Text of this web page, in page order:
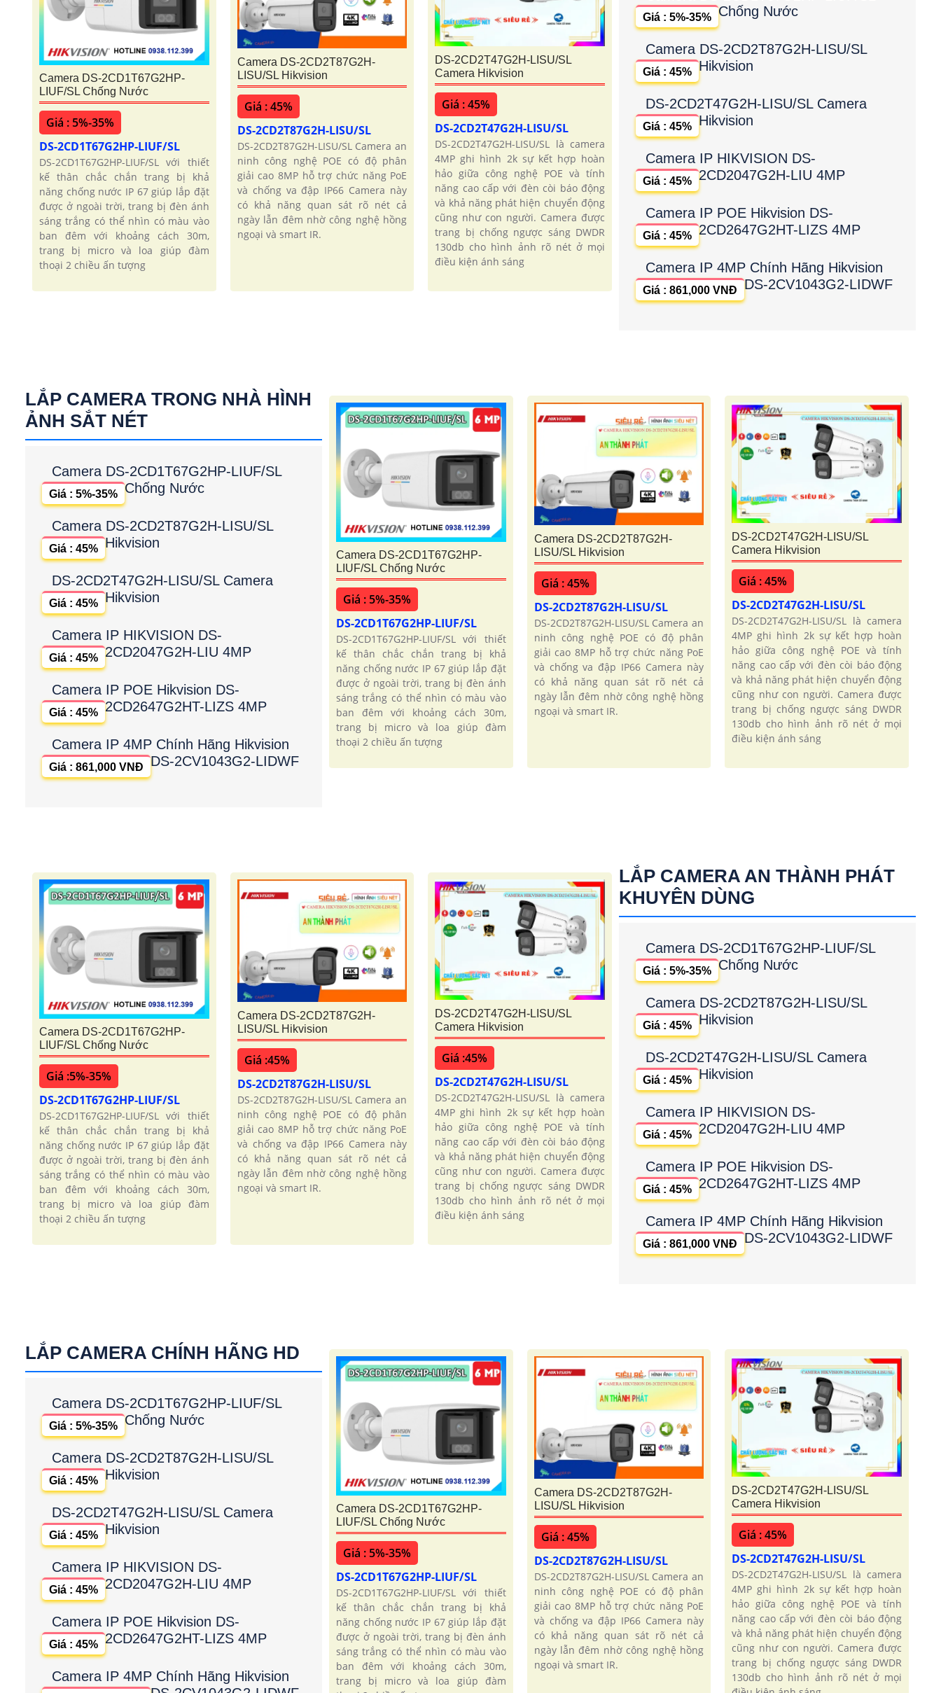
Camera DS-2CD1T67G2HP-
LIUF/SL Chống Nước
Giá : 5%-35%
DS-2CD1T67G2HP-LIUF/SL
DS-2CD1T67G2HP-LIUF/SL với thiết
kế thân chắc chắn trang bị khả
năng chống nước IP 67 giúp lắp đặt
được ở ngoài trời, trang bị đèn ánh
sáng trắng có thể nhìn có màu vào
ban đêm với khoảng cách 30m,
trang bị micro và loa giúp đàm
thoại 2 chiều ấn tượng
Camera DS-2CD2T87G2H-
LISU/SL Hikvision
Giá : 45%
DS-2CD2T87G2H-LISU/SL
DS-2CD2T87G2H-LISU/SL Camera an
ninh công nghệ POE có độ phân
giải cao 8MP hỗ trợ chức năng PoE
và chống va đập IP66 Camera này
có khả năng quan sát rõ nét cả
ngày lẫn đêm nhờ công nghệ hồng
ngoại và smart IR.
DS-2CD2T47G2H-LISU/SL
Camera Hikvision
Giá : 45%
DS-2CD2T47G2H-LISU/SL
DS-2CD2T47G2H-LISU/SL là camera
4MP ghi hình 2k sự kết hợp hoàn
hảo giữa công nghệ POE và tính
năng cao cấp với đèn còi báo động
và khả năng phát hiện chuyển động
cũng như con người. Camera được
trang bị chống ngược sáng DWDR
130db cho hình ảnh rõ nét ở mọi
điều kiện ánh sáng
Chống Nước
Giá : 5%-35%
Camera DS-2CD2T87G2H-LISU/SL
Hikvision
Giá : 45%
DS-2CD2T47G2H-LISU/SL Camera
Hikvision
Giá : 45%
Camera IP HIKVISION DS-
2CD2047G2H-LIU 4MP
Giá : 45%
Camera IP POE Hikvision DS-
2CD2647G2HT-LIZS 4MP
Giá : 45%
Camera IP 4MP Chính Hãng Hikvision
DS-2CV1043G2-LIDWF
Giá : 861,000 VNĐ
LẮP CAMERA TRONG NHÀ HÌNH
ẢNH SẮT NÉT
Camera DS-2CD1T67G2HP-LIUF/SL
Chống Nước
Giá : 5%-35%
Camera DS-2CD2T87G2H-LISU/SL
Hikvision
Giá : 45%
DS-2CD2T47G2H-LISU/SL Camera
Hikvision
Giá : 45%
Camera IP HIKVISION DS-
2CD2047G2H-LIU 4MP
Giá : 45%
Camera IP POE Hikvision DS-
2CD2647G2HT-LIZS 4MP
Giá : 45%
Camera IP 4MP Chính Hãng Hikvision
DS-2CV1043G2-LIDWF
Giá : 861,000 VNĐ
Camera DS-2CD1T67G2HP-
LIUF/SL Chống Nước
Giá : 5%-35%
DS-2CD1T67G2HP-LIUF/SL
DS-2CD1T67G2HP-LIUF/SL với thiết
kế thân chắc chắn trang bị khả
năng chống nước IP 67 giúp lắp đặt
được ở ngoài trời, trang bị đèn ánh
sáng trắng có thể nhìn có màu vào
ban đêm với khoảng cách 30m,
trang bị micro và loa giúp đàm
thoại 2 chiều ấn tượng
Camera DS-2CD2T87G2H-
LISU/SL Hikvision
Giá : 45%
DS-2CD2T87G2H-LISU/SL
DS-2CD2T87G2H-LISU/SL Camera an
ninh công nghệ POE có độ phân
giải cao 8MP hỗ trợ chức năng PoE
và chống va đập IP66 Camera này
có khả năng quan sát rõ nét cả
ngày lẫn đêm nhờ công nghệ hồng
ngoại và smart IR.
DS-2CD2T47G2H-LISU/SL
Camera Hikvision
Giá : 45%
DS-2CD2T47G2H-LISU/SL
DS-2CD2T47G2H-LISU/SL là camera
4MP ghi hình 2k sự kết hợp hoàn
hảo giữa công nghệ POE và tính
năng cao cấp với đèn còi báo động
và khả năng phát hiện chuyển động
cũng như con người. Camera được
trang bị chống ngược sáng DWDR
130db cho hình ảnh rõ nét ở mọi
điều kiện ánh sáng
Camera DS-2CD1T67G2HP-
LIUF/SL Chống Nước
Giá :5%-35%
DS-2CD1T67G2HP-LIUF/SL
DS-2CD1T67G2HP-LIUF/SL với thiết
kế thân chắc chắn trang bị khả
năng chống nước IP 67 giúp lắp đặt
được ở ngoài trời, trang bị đèn ánh
sáng trắng có thể nhìn có màu vào
ban đêm với khoảng cách 30m,
trang bị micro và loa giúp đàm
thoại 2 chiều ấn tượng
Camera DS-2CD2T87G2H-
LISU/SL Hikvision
Giá :45%
DS-2CD2T87G2H-LISU/SL
DS-2CD2T87G2H-LISU/SL Camera an
ninh công nghệ POE có độ phân
giải cao 8MP hỗ trợ chức năng PoE
và chống va đập IP66 Camera này
có khả năng quan sát rõ nét cả
ngày lẫn đêm nhờ công nghệ hồng
ngoại và smart IR.
DS-2CD2T47G2H-LISU/SL
Camera Hikvision
Giá :45%
DS-2CD2T47G2H-LISU/SL
DS-2CD2T47G2H-LISU/SL là camera
4MP ghi hình 2k sự kết hợp hoàn
hảo giữa công nghệ POE và tính
năng cao cấp với đèn còi báo động
và khả năng phát hiện chuyển động
cũng như con người. Camera được
trang bị chống ngược sáng DWDR
130db cho hình ảnh rõ nét ở mọi
điều kiện ánh sáng
LẮP CAMERA AN THÀNH PHÁT
KHUYÊN DÙNG
Camera DS-2CD1T67G2HP-LIUF/SL
Chống Nước
Giá : 5%-35%
Camera DS-2CD2T87G2H-LISU/SL
Hikvision
Giá : 45%
DS-2CD2T47G2H-LISU/SL Camera
Hikvision
Giá : 45%
Camera IP HIKVISION DS-
2CD2047G2H-LIU 4MP
Giá : 45%
Camera IP POE Hikvision DS-
2CD2647G2HT-LIZS 4MP
Giá : 45%
Camera IP 4MP Chính Hãng Hikvision
DS-2CV1043G2-LIDWF
Giá : 861,000 VNĐ
LẮP CAMERA CHÍNH HÃNG HD
Camera DS-2CD1T67G2HP-LIUF/SL
Chống Nước
Giá : 5%-35%
Camera DS-2CD2T87G2H-LISU/SL
Hikvision
Giá : 45%
DS-2CD2T47G2H-LISU/SL Camera
Hikvision
Giá : 45%
Camera IP HIKVISION DS-
2CD2047G2H-LIU 4MP
Giá : 45%
Camera IP POE Hikvision DS-
2CD2647G2HT-LIZS 4MP
Giá : 45%
Camera IP 4MP Chính Hãng Hikvision
Camera DS-2CD1T67G2HP-
LIUF/SL Chống Nước
Giá : 5%-35%
DS-2CD1T67G2HP-LIUF/SL
DS-2CD1T67G2HP-LIUF/SL với thiết
kế thân chắc chắn trang bị khả
năng chống nước IP 67 giúp lắp đặt
được ở ngoài trời, trang bị đèn ánh
sáng trắng có thể nhìn có màu vào
ban đêm với khoảng cách 30m,
trang bị micro và loa giúp đàm
Camera DS-2CD2T87G2H-
LISU/SL Hikvision
Giá : 45%
DS-2CD2T87G2H-LISU/SL
DS-2CD2T87G2H-LISU/SL Camera an
ninh công nghệ POE có độ phân
giải cao 8MP hỗ trợ chức năng PoE
và chống va đập IP66 Camera này
có khả năng quan sát rõ nét cả
ngày lẫn đêm nhờ công nghệ hồng
ngoại và smart IR.
DS-2CD2T47G2H-LISU/SL
Camera Hikvision
Giá : 45%
DS-2CD2T47G2H-LISU/SL
DS-2CD2T47G2H-LISU/SL là camera
4MP ghi hình 2k sự kết hợp hoàn
hảo giữa công nghệ POE và tính
năng cao cấp với đèn còi báo động
và khả năng phát hiện chuyển động
cũng như con người. Camera được
trang bị chống ngược sáng DWDR
130db cho hình ảnh rõ nét ở mọi